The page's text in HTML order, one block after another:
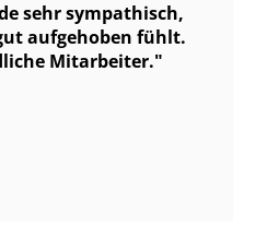
sehr sympathisch,
aufgehoben fühlt.
Mitarbeiter.